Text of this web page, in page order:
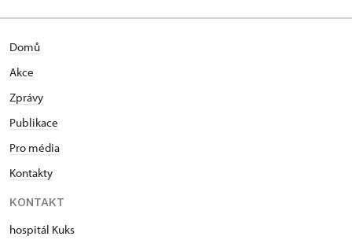
Domů
Akce
Zprávy
Publikace
Pro média
Kontakty
KONTAKT
hospitál Kuks